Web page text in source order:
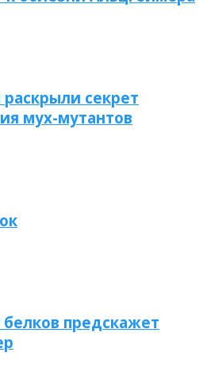
секрет
мух-мутантов
белков предскажет